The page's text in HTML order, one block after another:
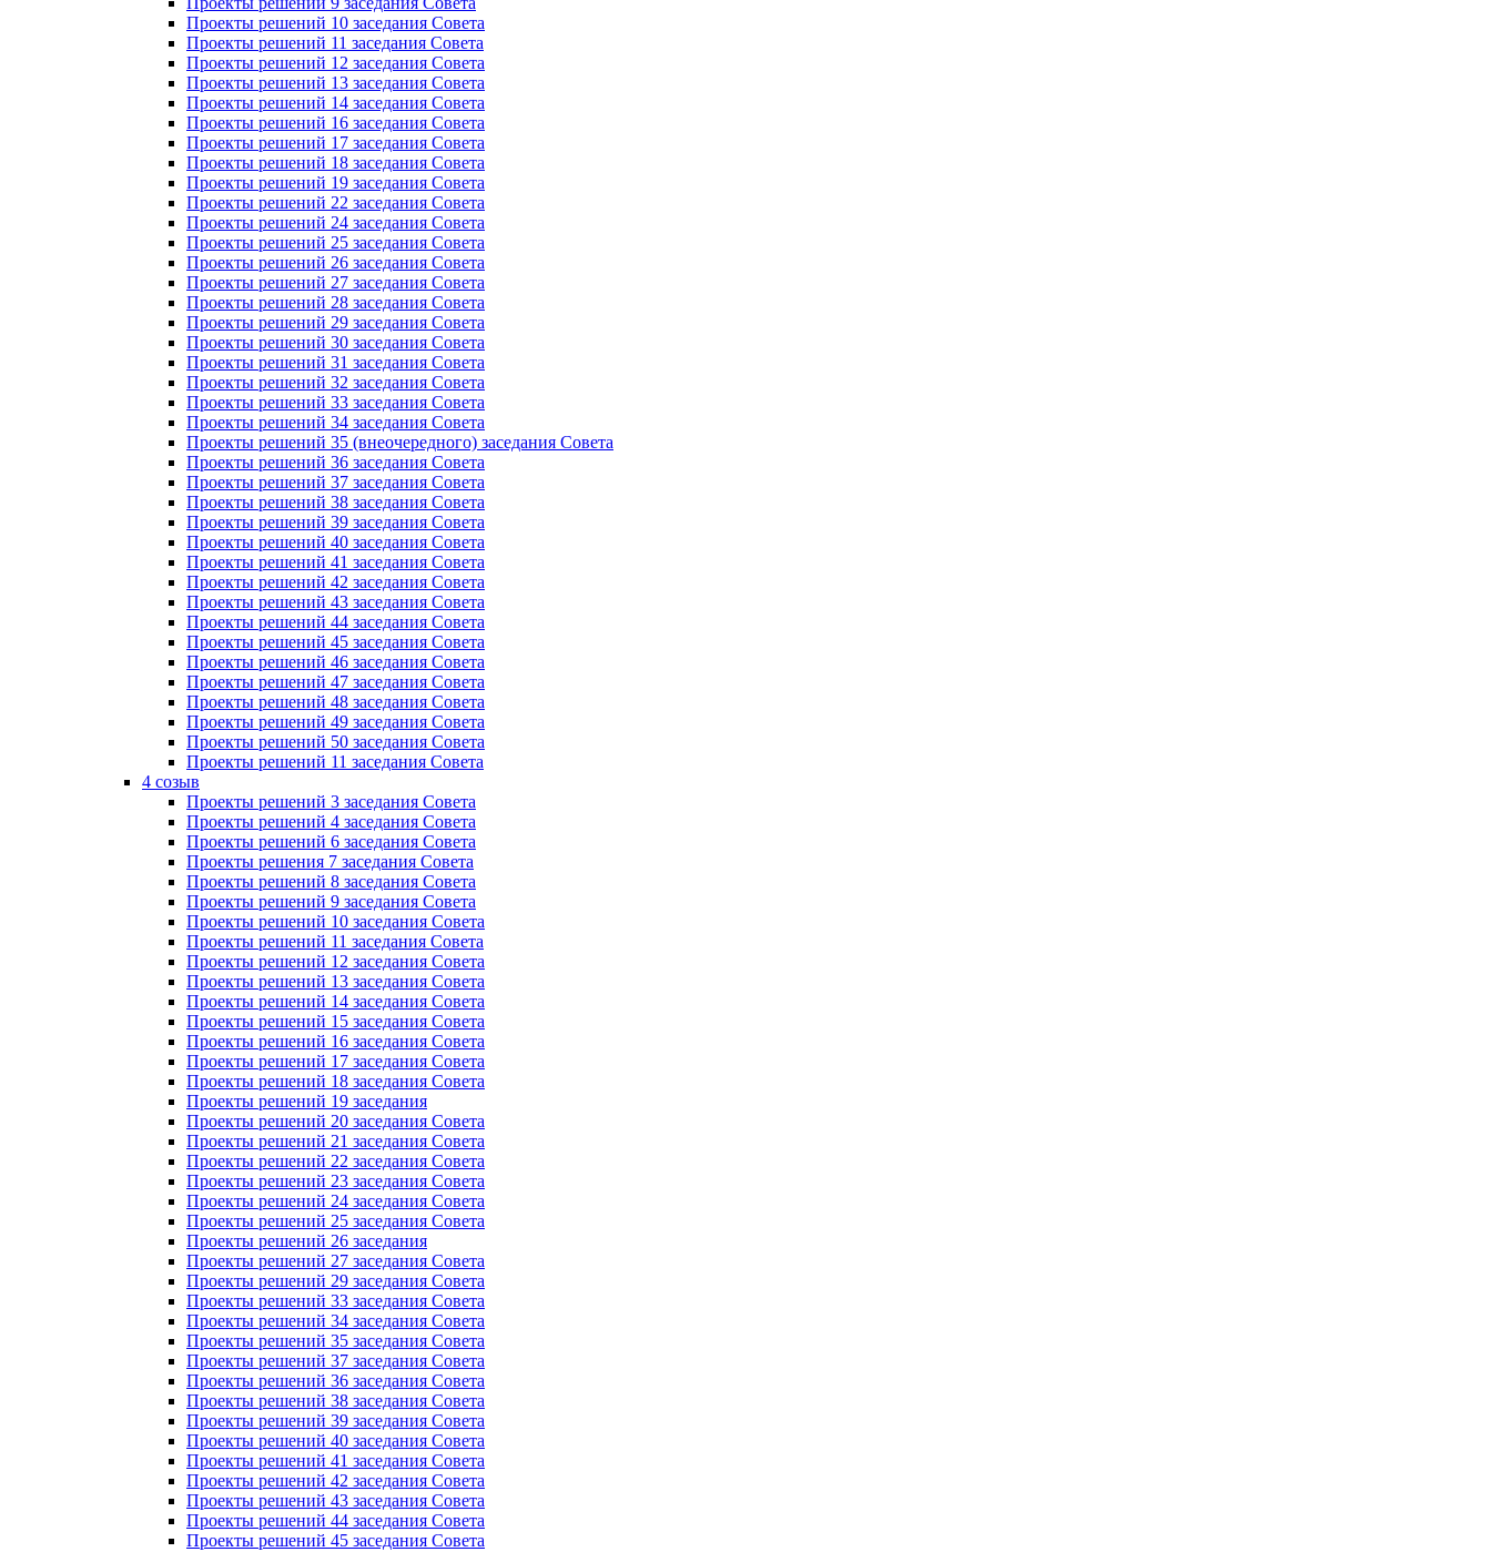
Проекты решений 10 заседания Совета
Проекты решений 11 заседания Совета
Проекты решений 12 заседания Совета
Проекты решений 13 заседания Совета
Проекты решений 14 заседания Совета
Проекты решений 16 заседания Совета
Проекты решений 17 заседания Совета
Проекты решений 18 заседания Совета
Проекты решений 19 заседания Совета
Проекты решений 22 заседания Совета
Проекты решений 24 заседания Совета
Проекты решений 25 заседания Совета
Проекты решений 26 заседания Совета
Проекты решений 27 заседания Совета
Проекты решений 28 заседания Совета
Проекты решений 29 заседания Совета
Проекты решений 30 заседания Совета
Проекты решений 31 заседания Совета
Проекты решений 32 заседания Совета
Проекты решений 33 заседания Совета
Проекты решений 34 заседания Совета
Проекты решений 35 (внеочередного) заседания Совета
Проекты решений 36 заседания Совета
Проекты решений 37 заседания Совета
Проекты решений 38 заседания Совета
Проекты решений 39 заседания Совета
Проекты решений 40 заседания Совета
Проекты решений 41 заседания Совета
Проекты решений 42 заседания Совета
Проекты решений 43 заседания Совета
Проекты решений 44 заседания Совета
Проекты решений 45 заседания Совета
Проекты решений 46 заседания Совета
Проекты решений 47 заседания Совета
Проекты решений 48 заседания Совета
Проекты решений 49 заседания Совета
Проекты решений 50 заседания Совета
Проекты решений 11 заседания Совета
4 созыв
Проекты решений 3 заседания Совета
Проекты решений 4 заседания Совета
Проекты решений 6 заседания Совета
Проекты решения 7 заседания Совета
Проекты решений 8 заседания Совета
Проекты решений 9 заседания Совета
Проекты решений 10 заседания Совета
Проекты решений 11 заседания Совета
Проекты решений 12 заседания Совета
Проекты решений 13 заседания Совета
Проекты решений 14 заседания Совета
Проекты решений 15 заседания Совета
Проекты решений 16 заседания Совета
Проекты решений 17 заседания Совета
Проекты решений 18 заседания Совета
Проекты решений 19 заседания
Проекты решений 20 заседания Совета
Проекты решений 21 заседания Совета
Проекты решений 22 заседания Совета
Проекты решений 23 заседания Совета
Проекты решений 24 заседания Совета
Проекты решений 25 заседания Совета
Проекты решений 26 заседания
Проекты решений 27 заседания Совета
Проекты решений 29 заседания Совета
Проекты решений 33 заседания Совета
Проекты решений 34 заседания Совета
Проекты решений 35 заседания Совета
Проекты решений 37 заседания Совета
Проекты решений 36 заседания Совета
Проекты решений 38 заседания Совета
Проекты решений 39 заседания Совета
Проекты решений 40 заседания Совета
Проекты решений 41 заседания Совета
Проекты решений 42 заседания Совета
Проекты решений 43 заседания Совета
Проекты решений 44 заседания Совета
Проекты решений 45 заседания Совета